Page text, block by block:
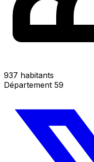
937 habitants
Département 59